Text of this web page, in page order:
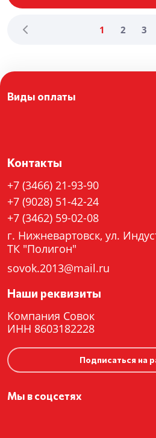
1 2 3
Контакты
+7 (3466) 21-93-90
+7 (9028) 51-42-24
+7 (3462) 59-02-08
г. Нижневартовск, ул.
ТК "Полигон"
sovok.2013@mail.ru
Наши реквизиты
Компания Совок
ИНН 8603182228
Подписаться на
Мы в соцсетях
Виды оплаты